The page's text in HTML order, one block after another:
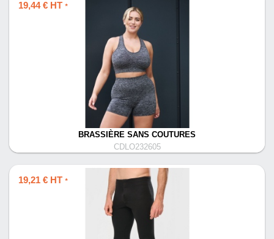
19,44 € HT *
BRASSIÈRE SANS COUTURES
CDLO232605
19,21 € HT *